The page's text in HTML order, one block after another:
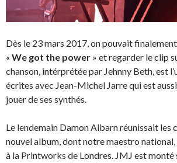
Dès le 23 mars 2017, on pouvait
« We got the power » et regarder le clip
chanson, intérprétée par Jehnny Beth, est
écrites avec Jean-Michel Jarre qui est
jouer de ses synthés.
Le lendemain Damon Albarn réunissait les
nouvel album, dont notre maestro national,
à la Printworks de Londres. JMJ est monté